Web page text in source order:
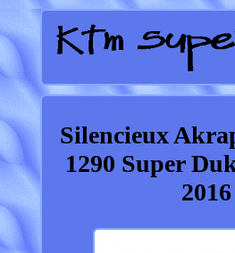
Silencieux
1290 Super
2016